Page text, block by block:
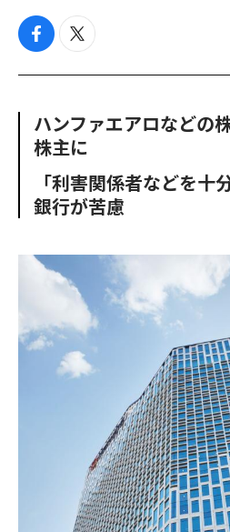
f
c
o
o
k
t
i
e
r
ハンファエアロなどの
株主に
「利害関係者などを
銀行が苦慮